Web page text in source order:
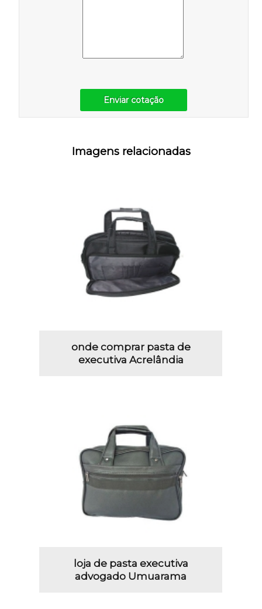
Enviar cotação
Imagens relacionadas
onde comprar pasta de
executiva Acrelândia
loja de pasta executiva
advogado Umuarama